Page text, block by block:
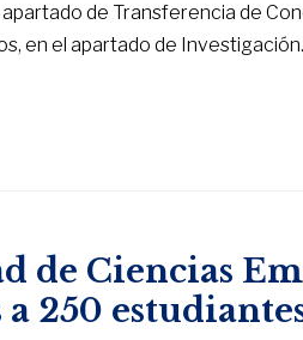
de Transferencia de
en el apartado de Investigación.
de Ciencias
a 250